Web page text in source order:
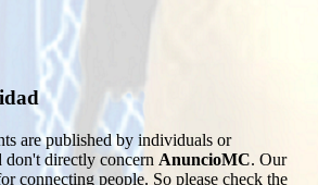
are published by individuals or
don't directly concern AnuncioMC. Our
connecting people. So please check the